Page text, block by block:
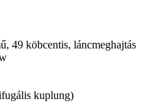
49 köbcentis, láncmeghajtás
kuplung)